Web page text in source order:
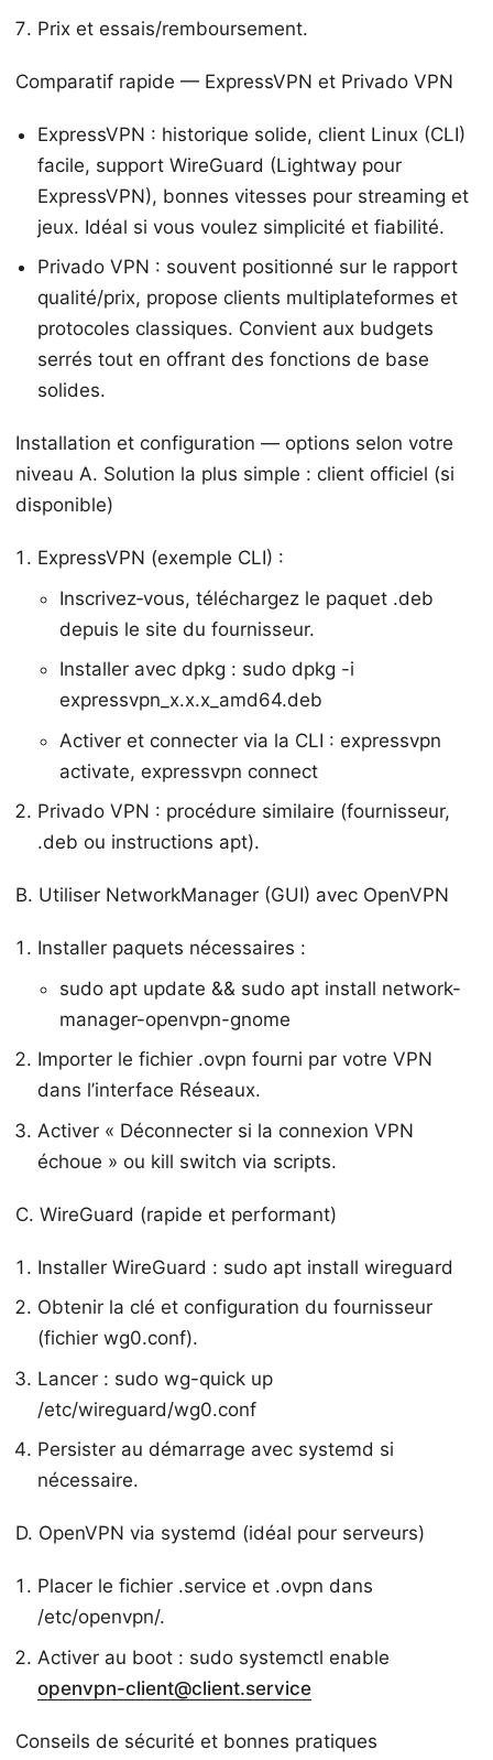
Prix et essais/remboursement.
Comparatif rapide — ExpressVPN et Privado VPN
ExpressVPN : historique solide, client Linux (CLI)
facile, support WireGuard (Lightway pour
ExpressVPN), bonnes vitesses pour streaming et
jeux. Idéal si vous voulez simplicité et fiabilité.
Privado VPN : souvent positionné sur le rapport
qualité/prix, propose clients multiplateformes et
protocoles classiques. Convient aux budgets
serrés tout en offrant des fonctions de base
solides.
Installation et configuration — options selon votre
niveau A. Solution la plus simple : client officiel (si
disponible)
ExpressVPN (exemple CLI) :
Inscrivez‑vous, téléchargez le paquet .deb
depuis le site du fournisseur.
Installer avec dpkg : sudo dpkg -i
expressvpn_x.x.x_amd64.deb
Activer et connecter via la CLI : expressvpn
activate, expressvpn connect
Privado VPN : procédure similaire (fournisseur,
.deb ou instructions apt).
B. Utiliser NetworkManager (GUI) avec OpenVPN
Installer paquets nécessaires :
sudo apt update && sudo apt install network-
manager-openvpn-gnome
Importer le fichier .ovpn fourni par votre VPN
dans l’interface Réseaux.
Activer « Déconnecter si la connexion VPN
échoue » ou kill switch via scripts.
C. WireGuard (rapide et performant)
Installer WireGuard : sudo apt install wireguard
Obtenir la clé et configuration du fournisseur
(fichier wg0.conf).
Lancer : sudo wg-quick up
/etc/wireguard/wg0.conf
Persister au démarrage avec systemd si
nécessaire.
D. OpenVPN via systemd (idéal pour serveurs)
Placer le fichier .service et .ovpn dans
/etc/openvpn/.
Activer au boot : sudo systemctl enable
openvpn-client@client.service
Conseils de sécurité et bonnes pratiques